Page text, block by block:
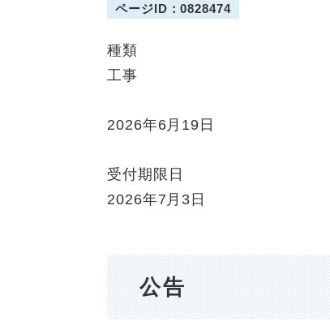
ページID：0828474
種類
工事
2026年6月19日
受付期限日
2026年7月3日
公告